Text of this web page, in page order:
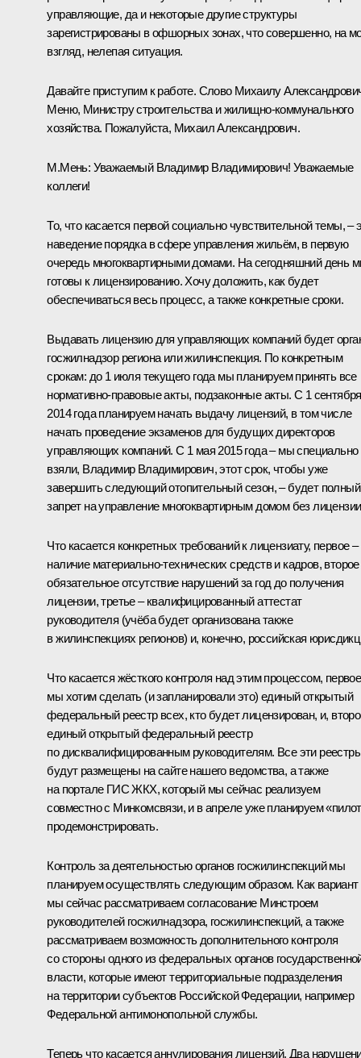
управляющие, да и некоторые другие структуры
зарегистрированы в офшорных зонах, что совершенно, на
взгляд, нелепая ситуация.
Давайте приступим к работе. Слово Михаилу
Меню, Министру строительства и жилищно-коммунального
хозяйства. Пожалуйста, Михаил Александрович.
М.Мень: Уважаемый Владимир Владимирович! Уважаемые
коллеги!
То, что касается первой социально чувствительной темы, –
наведение порядка в сфере управления жильём, в первую
очередь многоквартирными домами. На сегодняшний день
готовы к лицензированию. Хочу доложить, как будет
обеспечиваться весь процесс, а также конкретные сроки.
Выдавать лицензию для управляющих компаний будет
госжилнадзор региона или жилинспекция. По конкретным
срокам: до 1 июля текущего года мы планируем принять все
нормативно-правовые акты, подзаконные акты. С 1 сентября
2014 года планируем начать выдачу лицензий, в том числе
начать проведение экзаменов для будущих директоров
управляющих компаний. С 1 мая 2015 года – мы специально
взяли, Владимир Владимирович, этот срок, чтобы уже
завершить следующий отопительный сезон, – будет полный
запрет на управление многоквартирным домом без
Что касается конкретных требований к лицензиату, первое –
наличие материально-технических средств и кадров,
обязательное отсутствие нарушений за год до получения
лицензии, третье – квалифицированный аттестат
руководителя (учёба будет организована также
в жилинспекциях регионов) и, конечно, российская
Что касается жёсткого контроля над этим процессом,
мы хотим сделать (и запланировали это) единый открытый
федеральный реестр всех, кто будет лицензирован, и,
единый открытый федеральный реестр
по дисквалифицированным руководителям. Все эти
будут размещены на сайте нашего ведомства, а также
на портале ГИС ЖКХ, который мы сейчас реализуем
совместно с Минкомсвязи, и в апреле уже планируем
продемонстрировать.
Контроль за деятельностью органов госжилинспекций мы
планируем осуществлять следующим образом. Как вариант
мы сейчас рассматриваем согласование Минстроем
руководителей госжилнадзора, госжилинспекций, а также
рассматриваем возможность дополнительного контроля
со стороны одного из федеральных органов
власти, которые имеют территориальные подразделения
на территории субъектов Российской Федерации, например
Федеральной антимонопольной службы.
Теперь что касается аннулирования лицензий. Два